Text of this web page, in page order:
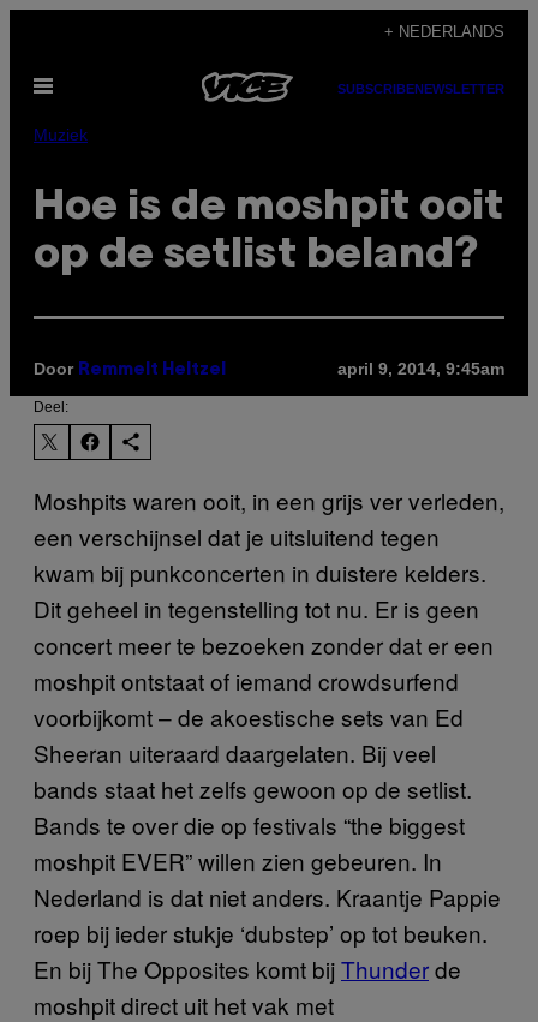
de
inhoud
+ NEDERLANDS
Open
SUBSCRIBENEWSLETTER
Muziek
Hoe is de moshpit ooit
op de setlist beland?
Door Remmelt Heltzel april 9, 2014, 9:45am
Deel:
Moshpits waren ooit, in een grijs ver verleden,
een verschijnsel dat je uitsluitend tegen
kwam bij punkconcerten in duistere kelders.
Dit geheel in tegenstelling tot nu. Er is geen
concert meer te bezoeken zonder dat er een
moshpit ontstaat of iemand crowdsurfend
voorbijkomt – de akoestische sets van Ed
Sheeran uiteraard daargelaten. Bij veel
bands staat het zelfs gewoon op de setlist.
Bands te over die op festivals “the biggest
moshpit EVER” willen zien gebeuren. In
Nederland is dat niet anders. Kraantje Pappie
roep bij ieder stukje ‘dubstep’ op tot beuken.
En bij The Opposites komt bijThunderde
moshpit direct uit het vak met